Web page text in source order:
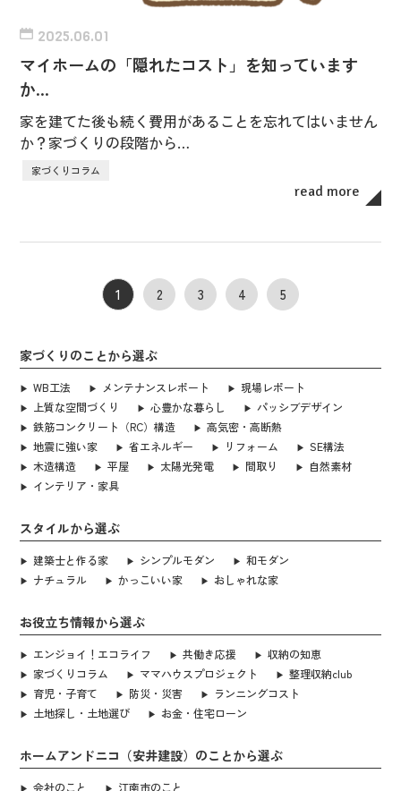
2025.06.01
マイホームの「隠れたコスト」を知っています
か…
家を建てた後も続く費用があることを忘れてはいません
か？家づくりの段階から…
家づくりコラム
read more
1 2 3 4 5
家づくりのことから選ぶ
WB工法 メンテナンスレポート
現場レポート
上質な空間づくり
心豊かな暮らし
パッシブデザイン
鉄筋コンクリート（RC）構造
高気密・高断熱
地震に強い家
省エネルギー リフォーム
SE構法
木造構造
平屋 太陽光発電 間取り
自然素材
インテリア・家具
スタイルから選ぶ
建築士と作る家 シンプルモダン
和モダン
ナチュラル
かっこいい家 おしゃれな家
お役立ち情報から選ぶ
エンジョイ！エコライフ 共働き応援
収納の知恵
家づくりコラム
ママハウスプロジェクト
整理収納club
育児・子育て
防災・災害
ランニングコスト
土地探し・土地選び
お金・住宅ローン
ホームアンドニコ（安井建設）のことから選ぶ
会社のこと 江南市のこと